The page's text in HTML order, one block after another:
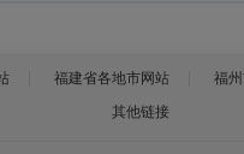
福建省各地市网站
福
其他链接